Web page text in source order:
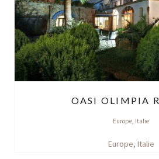
OASI OLIMPIA
Europe, Italie
Europe, Italie